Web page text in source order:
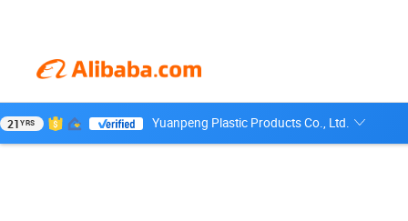
21YRS Yuanpeng Plastic Products Co., Ltd.